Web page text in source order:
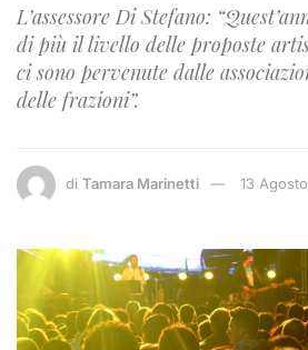
L’assessore Di Stefano:
di più il livello delle proposte
ci sono pervenute dalle
delle frazioni”.
di Tamara Marinetti 13